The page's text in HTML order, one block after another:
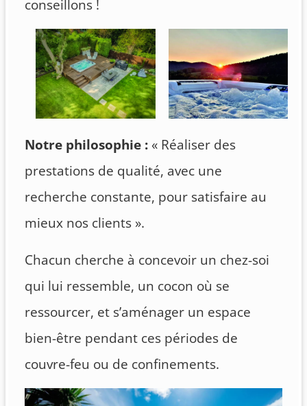
conseillons !
Notre philosophie : « Réaliser des
prestations de qualité, avec une
recherche constante, pour satisfaire au
mieux nos clients ».
Chacun cherche à concevoir un chez-soi
qui lui ressemble, un cocon où se
ressourcer, et s’aménager un espace
bien-être pendant ces périodes de
couvre-feu ou de confinements.